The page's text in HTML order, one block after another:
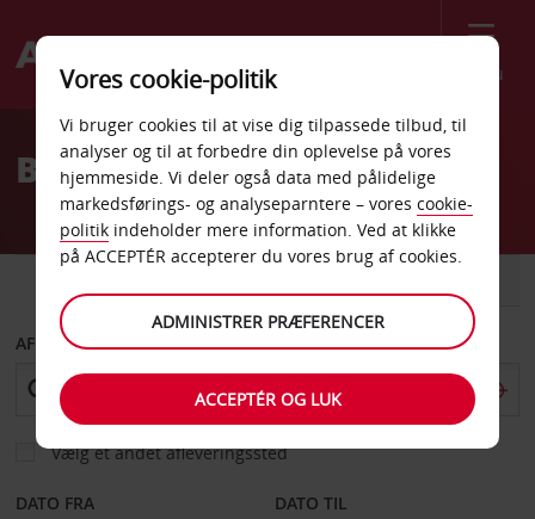
Menu
Welcome
AvisBilleje Granada
AFHENT FRA
Vælg et andet afleveringssted
DATO FRA DATO TIL
Vores cookie-politik
Vi bruger cookies til at vise dig tilpassede tilbud, til
analyser og til at forbedre din oplevelse på vores
hjemmeside. Vi deler også data med pålidelige
markedsførings- og analyseparntere – vores cookie-
politik indeholder mere information. Ved at klikke
på ACCEPTÉR accepterer du vores brug af cookies.
ADMINISTRER PRÆFERENCER
ACCEPTÉR OG LUK